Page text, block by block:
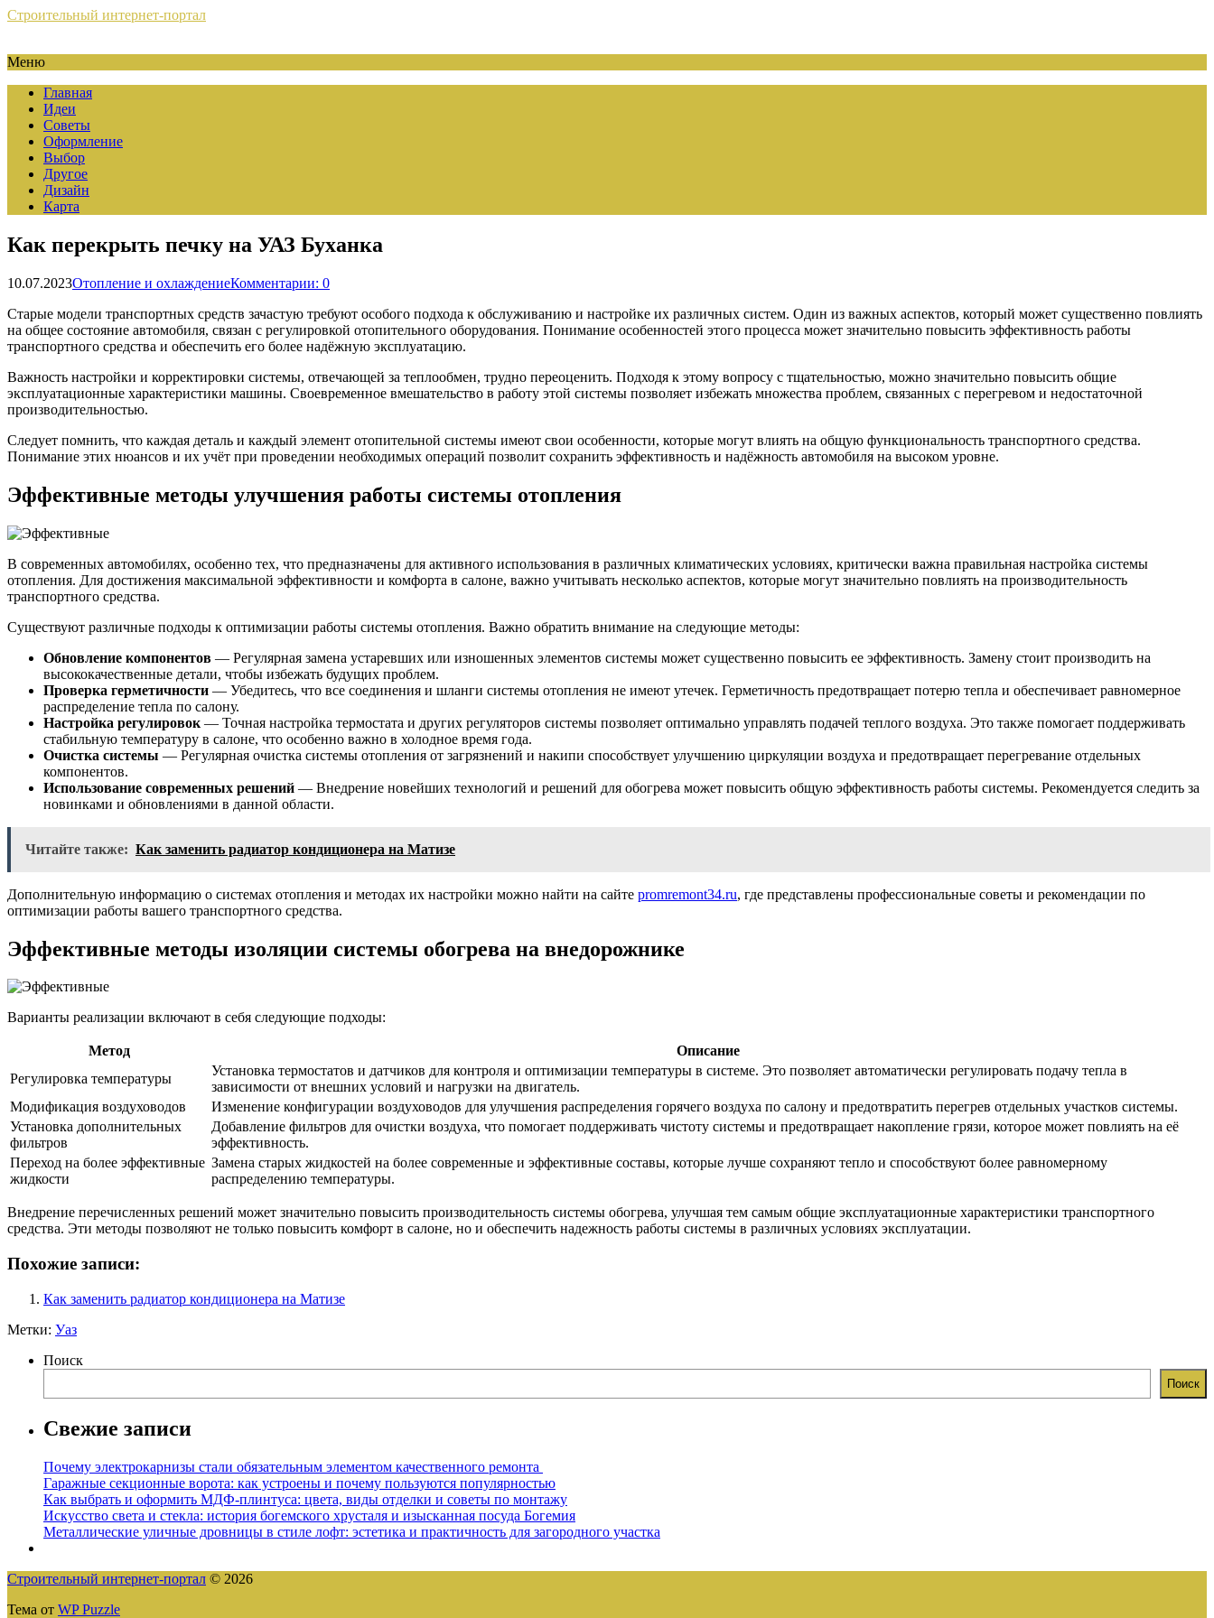
Строительный интернет-портал
Меню
Главная
Идеи
Советы
Оформление
Выбор
Другое
Дизайн
Карта
Как перекрыть печку на УАЗ Буханка
10.07.2023Отопление и охлаждениеКомментарии: 0
Старые модели транспортных средств зачастую требуют особого подхода к обслуживанию и настройке их различных систем. Один из важных аспектов, который может существенно повлиять
на общее состояние автомобиля, связан с регулировкой отопительного оборудования. Понимание особенностей этого процесса может значительно повысить эффективность работы
транспортного средства и обеспечить его более надёжную эксплуатацию.
Важность настройки и корректировки системы, отвечающей за теплообмен, трудно переоценить. Подходя к этому вопросу с тщательностью, можно значительно повысить общие
эксплуатационные характеристики машины. Своевременное вмешательство в работу этой системы позволяет избежать множества проблем, связанных с перегревом и недостаточной
производительностью.
Следует помнить, что каждая деталь и каждый элемент отопительной системы имеют свои особенности, которые могут влиять на общую функциональность транспортного средства.
Понимание этих нюансов и их учёт при проведении необходимых операций позволит сохранить эффективность и надёжность автомобиля на высоком уровне.
Эффективные методы улучшения работы системы отопления
В современных автомобилях, особенно тех, что предназначены для активного использования в различных климатических условиях, критически важна правильная настройка системы
отопления. Для достижения максимальной эффективности и комфорта в салоне, важно учитывать несколько аспектов, которые могут значительно повлиять на производительность
транспортного средства.
Существуют различные подходы к оптимизации работы системы отопления. Важно обратить внимание на следующие методы:
Обновление компонентов — Регулярная замена устаревших или изношенных элементов системы может существенно повысить ее эффективность. Замену стоит производить на
высококачественные детали, чтобы избежать будущих проблем.
Проверка герметичности — Убедитесь, что все соединения и шланги системы отопления не имеют утечек. Герметичность предотвращает потерю тепла и обеспечивает равномерное
распределение тепла по салону.
Настройка регулировок — Точная настройка термостата и других регуляторов системы позволяет оптимально управлять подачей теплого воздуха. Это также помогает поддерживать
стабильную температуру в салоне, что особенно важно в холодное время года.
Очистка системы — Регулярная очистка системы отопления от загрязнений и накипи способствует улучшению циркуляции воздуха и предотвращает перегревание отдельных
компонентов.
Использование современных решений — Внедрение новейших технологий и решений для обогрева может повысить общую эффективность работы системы. Рекомендуется следить за
новинками и обновлениями в данной области.
Читайте также: Как заменить радиатор кондиционера на Матизе
Дополнительную информацию о системах отопления и методах их настройки можно найти на сайте promremont34.ru, где представлены профессиональные советы и рекомендации по
оптимизации работы вашего транспортного средства.
Эффективные методы изоляции системы обогрева на внедорожнике
Варианты реализации включают в себя следующие подходы:
Метод
Описание
Регулировка температуры
Установка термостатов и датчиков для контроля и оптимизации температуры в системе. Это позволяет автоматически регулировать подачу тепла в
зависимости от внешних условий и нагрузки на двигатель.
Модификация воздуховодов
Изменение конфигурации воздуховодов для улучшения распределения горячего воздуха по салону и предотвратить перегрев отдельных участков системы.
Установка дополнительных
фильтров
Добавление фильтров для очистки воздуха, что помогает поддерживать чистоту системы и предотвращает накопление грязи, которое может повлиять на её
эффективность.
Переход на более эффективные
жидкости
Замена старых жидкостей на более современные и эффективные составы, которые лучше сохраняют тепло и способствуют более равномерному
распределению температуры.
Внедрение перечисленных решений может значительно повысить производительность системы обогрева, улучшая тем самым общие эксплуатационные характеристики транспортного
средства. Эти методы позволяют не только повысить комфорт в салоне, но и обеспечить надежность работы системы в различных условиях эксплуатации.
Похожие записи:
Как заменить радиатор кондиционера на Матизе
Метки: Уаз
Поиск
Поиск
Свежие записи
Почему электрокарнизы стали обязательным элементом качественного ремонта
Гаражные секционные ворота: как устроены и почему пользуются популярностью
Как выбрать и оформить МДФ-плинтуса: цвета, виды отделки и советы по монтажу
Искусство света и стекла: история богемского хрусталя и изысканная посуда Богемия
Металлические уличные дровницы в стиле лофт: эстетика и практичность для загородного участка
Строительный интернет-портал © 2026
Тема от WP Puzzle